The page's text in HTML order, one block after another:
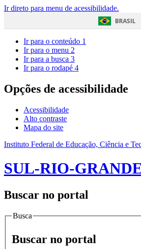
Ir direto para menu de acessibilidade.
BRASIL
Ir para o conteúdo 1
Ir para o menu 2
Ir para a busca 3
Ir para o rodapé 4
Opções de acessibilidade
Acessibilidade
Alto contraste
Mapa do site
Instituto Federal de Educação, Ciência e
SUL-RIO-
Buscar no portal
Busca
Buscar no portal